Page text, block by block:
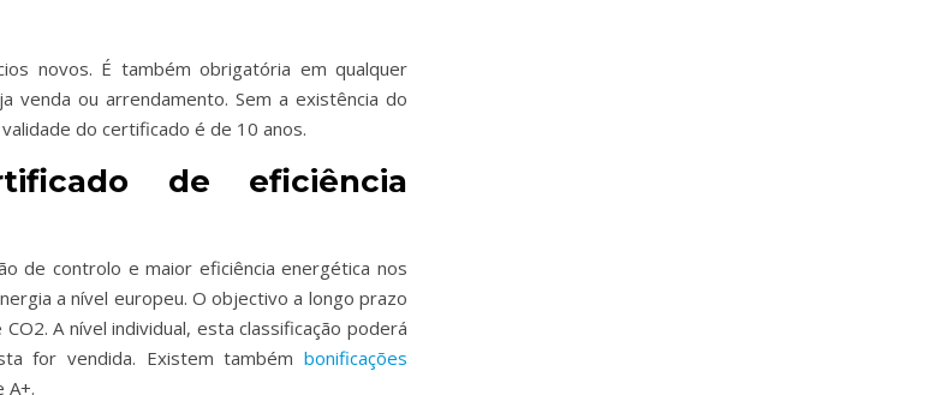
novos. É também obrigatória em qualquer
venda ou arrendamento. Sem a existência do
do certificado é de 10 anos.
de eficiência
de controlo e maior eficiência energética nos
a nível europeu. O objectivo a longo prazo
A nível individual, esta classificação poderá
for vendida. Existem também bonificações
A+.